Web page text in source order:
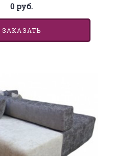
0 руб.
ЗАКАЗАТЬ